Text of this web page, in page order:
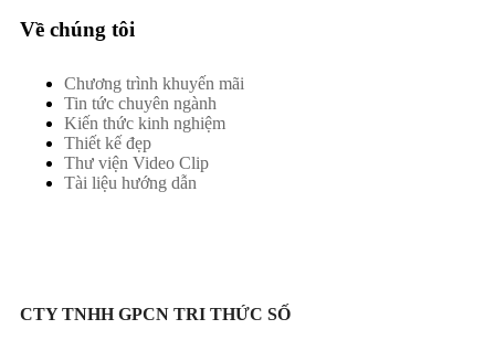
Về chúng tôi
Chương trình khuyến mãi
Tin tức chuyên ngành
Kiến thức kinh nghiệm
Thiết kế đẹp
Thư viện Video Clip
Tài liệu hướng dẫn
CTY TNHH GPCN TRI THỨC SỐ